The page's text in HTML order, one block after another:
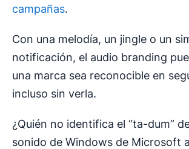
campañas.
Con una melodía, un jingle o un
notificación, el audio branding
una marca sea reconocible en
incluso sin verla.
¿Quién no identifica el “ta-dum”
sonido de Windows de Microsoft